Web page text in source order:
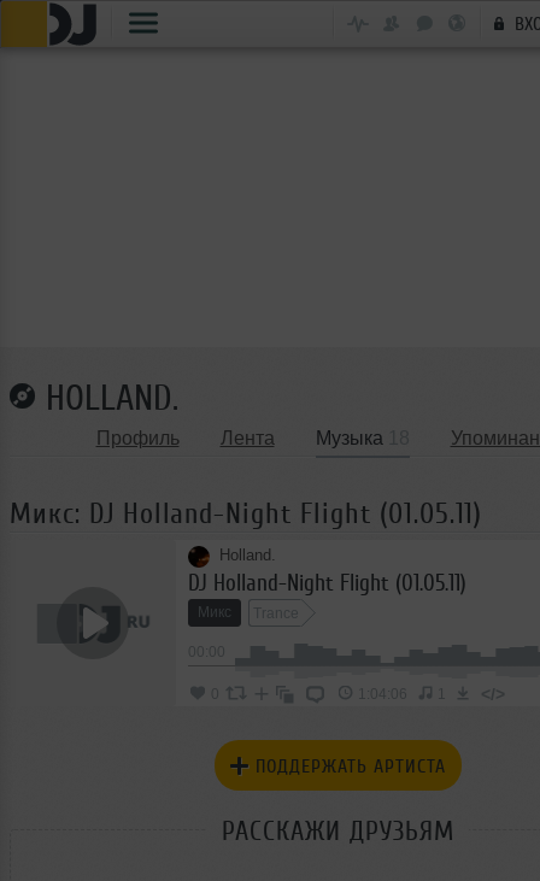
HOLLAND.
Профиль Лента Музыка
Микс: DJ Holland-Night Flight (01.05.11)
Holland.
DJ Holland-Night Flight (01.05.11)
Микс Trance
1:04:06 </>
ПОДДЕРЖАТЬ АРТИСТА
РАССКАЖИ ДРУЗЬЯМ